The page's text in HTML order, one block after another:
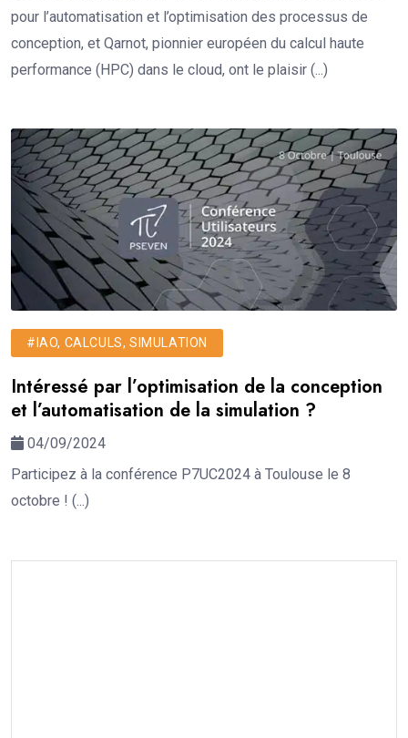
pour l’automatisation et l’optimisation des processus de
conception, et Qarnot, pionnier européen du calcul haute
performance (HPC) dans le cloud, ont le plaisir (...)
#IAO, CALCULS, SIMULATION
Intéressé par l’optimisation de la conception
et l’automatisation de la simulation ?
04/09/2024
Participez à la conférence P7UC2024 à Toulouse le 8
octobre ! (...)